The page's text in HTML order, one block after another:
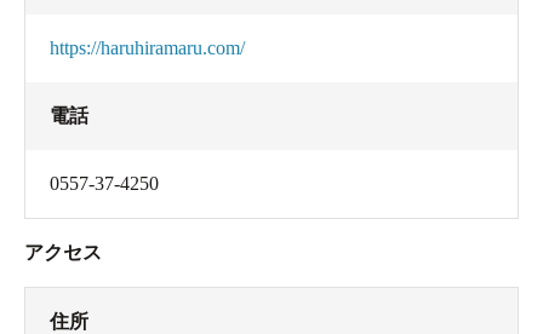
https://haruhiramaru.com/
電話
0557-37-4250
アクセス
住所